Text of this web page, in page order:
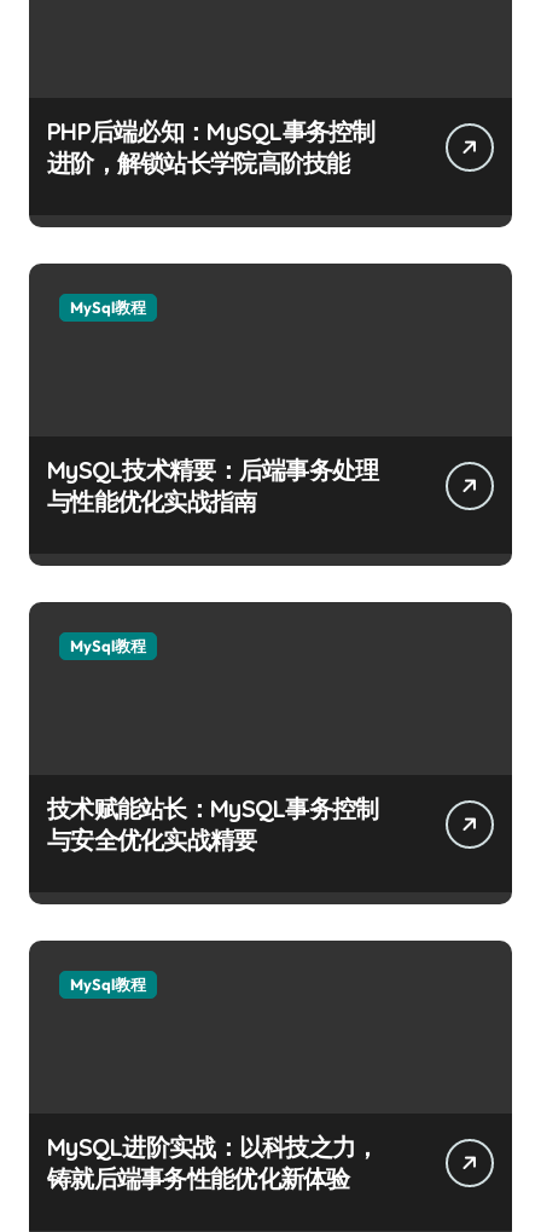
PHP后端必知：MySQL事务控制
进阶，解锁站长学院高阶技能
MySql教程
MySQL技术精要：后端事务处理
与性能优化实战指南
MySql教程
技术赋能站长：MySQL事务控制
与安全优化实战精要
MySql教程
MySQL进阶实战：以科技之力，
铸就后端事务性能优化新体验